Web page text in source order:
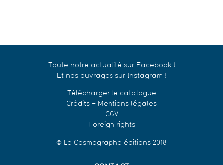
Toute notre actualité sur Facebook !
Et nos ouvrages sur Instagram !
Télécharger le catalogue
Crédits – Mentions légales
CGV
Foreign rights
© Le Cosmographe éditions 2018